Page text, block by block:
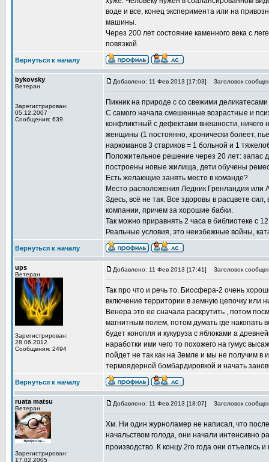
воде и все, конец эксперимента или на
машины.
Через 200 лет состояние каменного века с
повязкой.
Вернуться к началу
bykovsky
Ветеран
Зарегистрирован:
05.12.2007
Сообщения: 639
Добавлено: 11 Фев 2013 [17:03] Заголовок
Пикник на природе с со свежими
С самого начала смешенные возрастные и
конфликтный с дефектами внешности, ничего
женщины (1 постоянно, хронически болеет,
наркоманов 3 стариков = 1 больной и 1
Положительное решение через 20 лет: запас
построены новые жилища, дети обучены
Есть желающие занять место в команде?
Место расположения Ледник Гренландия или
Здесь, всё не так. Все здоровы в расцвете
компании, причем за хорошие бабки.
Так можно приравнять 2 часа в библиотеке с
Реальные условия, это неизбежные войны,
Вернуться к началу
ups
Ветеран
Зарегистрирован:
28.06.2012
Сообщения: 2494
Добавлено: 11 Фев 2013 [17:41] Заголовок
Так про что и речь то. Биосфера-2 очень
включение территории в земную цепочку или
Венера это ее сначала раскрутить , потом
магнитным полем, потом думать где накопать
будет конопля и кукуруза с яблоками а
наработки ими чего то похожего на гумус
пойдет не так как на Земле и мы не получим в
термоядерной бомбардировкой и начать
Вернуться к началу
ruata matsu
Ветеран
Зарегистрирован:
17.02.2005
Добавлено: 11 Фев 2013 [18:07] Заголовок
Хм. Ни один журноламер не написал, что
начальством голода, они начали интенсивно
производство. К концу 2го года они отъелись